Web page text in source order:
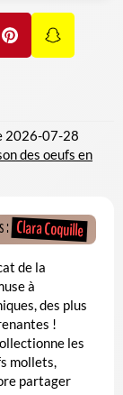
2026-07-28
des oeufs en
: Clara Coquille
de la
à
des plus
!
les
mollets,
partager